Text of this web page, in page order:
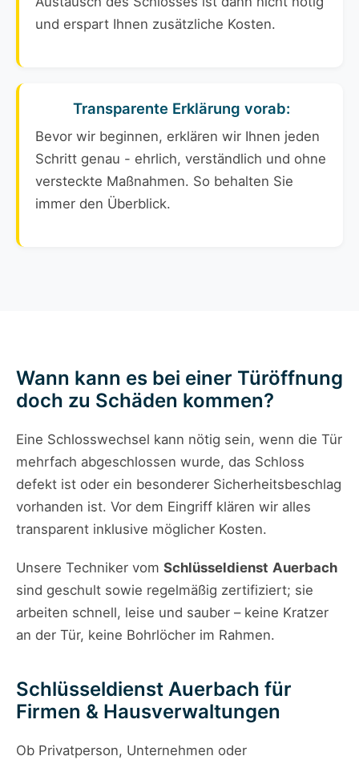
und erspart Ihnen zusätzliche Kosten.
Transparente Erklärung vorab:
Bevor wir beginnen, erklären wir Ihnen jeden
Schritt genau - ehrlich, verständlich und ohne
versteckte Maßnahmen. So behalten Sie
immer den Überblick.
Wann kann es bei einer Türöffnung
doch zu Schäden kommen?
Eine Schlosswechsel kann nötig sein, wenn die Tür
mehrfach abgeschlossen wurde, das Schloss
defekt ist oder ein besonderer Sicherheitsbeschlag
vorhanden ist. Vor dem Eingriff klären wir alles
transparent inklusive möglicher Kosten.
Unsere Techniker vom Schlüsseldienst Auerbach
sind geschult sowie regelmäßig zertifiziert; sie
arbeiten schnell, leise und sauber – keine Kratzer
an der Tür, keine Bohrlöcher im Rahmen.
Schlüsseldienst Auerbach für
Firmen & Hausverwaltungen
Ob Privatperson, Unternehmen oder